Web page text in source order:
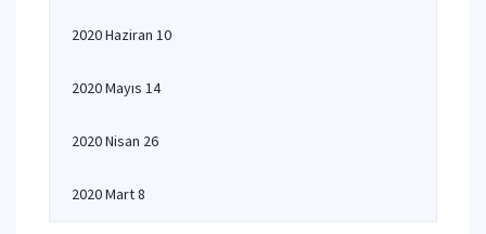
2020 Haziran 10
2020 Mayıs 14
2020 Nisan 26
2020 Mart 8